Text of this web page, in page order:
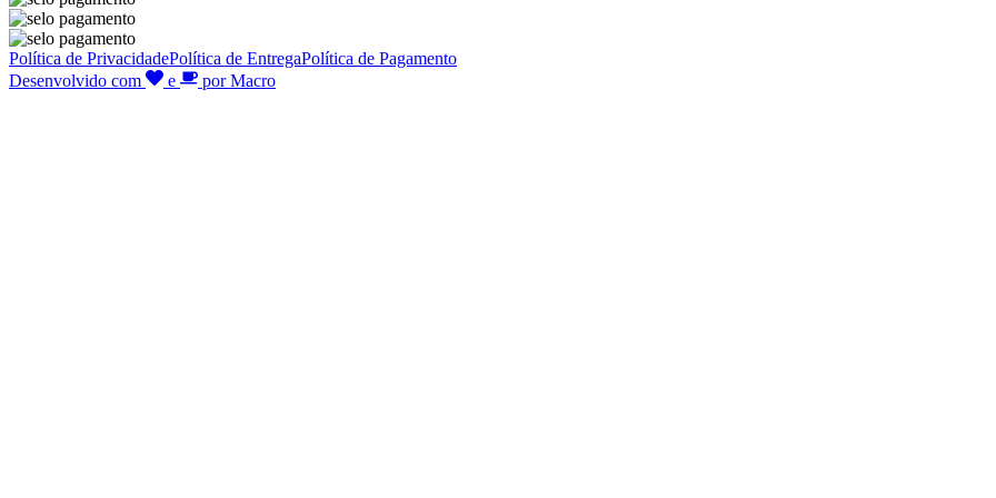
Política de PrivacidadePolítica de EntregaPolítica de Pagamento
Desenvolvido com
e por Macro